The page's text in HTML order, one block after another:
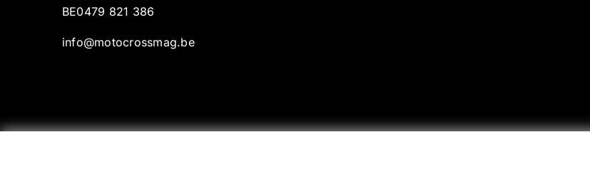
BE0479 821 386
info@motocrossmag.be